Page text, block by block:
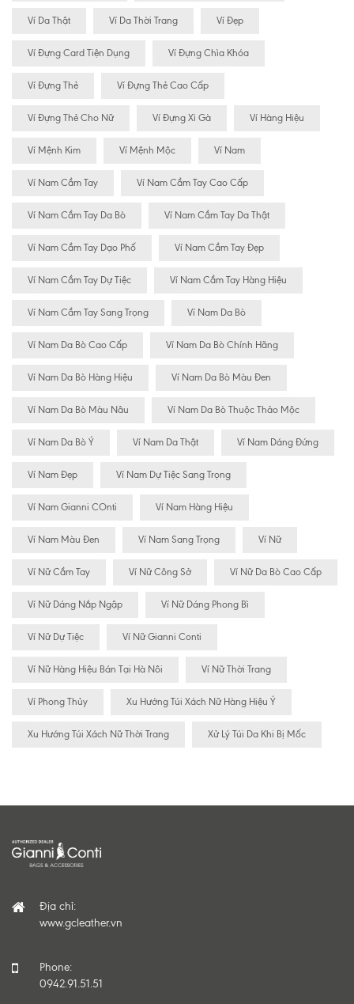
Ví Da Thật Ví Da Thời Trang Ví Đẹp
Ví Đựng Card Tiện Dụng Ví Đựng Chìa Khóa
Ví Đựng Thẻ Ví Đựng Thẻ Cao Cấp
Ví Đựng Thẻ Cho Nữ Ví Đựng Xì Gà Ví Hàng Hiệu
Ví Mệnh Kim Ví Mệnh Mộc Ví Nam
Ví Nam Cầm Tay Ví Nam Cầm Tay Cao Cấp
Ví Nam Cầm Tay Da Bò Ví Nam Cầm Tay Da Thật
Ví Nam Cầm Tay Dạo Phố Ví Nam Cầm Tay Đẹp
Ví Nam Cầm Tay Dự Tiệc Ví Nam Cầm Tay Hàng Hiệu
Ví Nam Cầm Tay Sang Trọng Ví Nam Da Bò
Ví Nam Da Bò Cao Cấp Ví Nam Da Bò Chính Hãng
Ví Nam Da Bò Hàng Hiệu Ví Nam Da Bò Màu Đen
Ví Nam Da Bò Màu Nâu Ví Nam Da Bò Thuộc Thảo Mộc
Ví Nam Da Bò Ý Ví Nam Da Thật Ví Nam Dáng Đứng
Ví Nam Đẹp Ví Nam Dự Tiệc Sang Trọng
Ví Nam Gianni COnti Ví Nam Hàng Hiệu
Ví Nam Màu Đen Ví Nam Sang Trọng Ví Nữ
Ví Nữ Cầm Tay Ví Nữ Công Sở Ví Nữ Da Bò Cao Cấp
Ví Nữ Dáng Nắp Ngập Ví Nữ Dáng Phong Bì
Ví Nữ Dự Tiệc Ví Nữ Gianni Conti
Ví Nữ Hàng Hiệu Bán Tại Hà Nôi Ví Nữ Thời Trang
Ví Phong Thủy Xu Hướng Túi Xách Nữ Hàng Hiệu Ý
Xu Hướng Túi Xách Nữ Thời Trang Xử Lý Túi Da Khi Bị Mốc
Địa chỉ:
www.gcleather.vn
Phone:
0942.91.51.51